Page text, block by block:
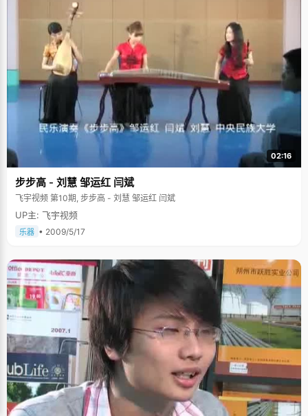
02:16
步步高 - 刘慧 邹运红 闫斌
飞宇视频 第10期, 步步高 - 刘慧 邹运红 闫斌
UP主: 飞宇视频
乐器 • 2009/5/17